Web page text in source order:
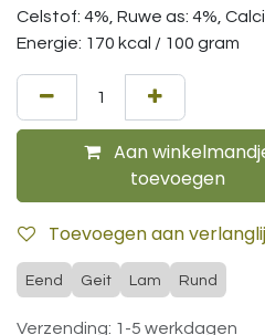
Celstof: 4%, Ruwe as: 4%,
Energie: 170 kcal / 100 gram
Aan
toevoegen
Toevoegen aan
Eend Geit Lam Rund
Verzending: 1-5 werkdagen